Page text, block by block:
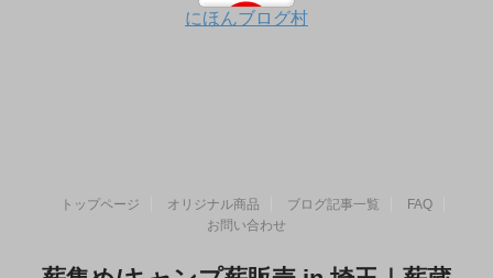
にほんブログ村
トップページ オリジナル商品 ブログ記事一覧
FAQ
お問い合わせ